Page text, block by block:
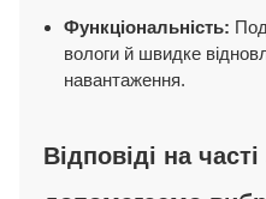
Функціональність:
вологи й швидке
навантаження.
Відповіді на